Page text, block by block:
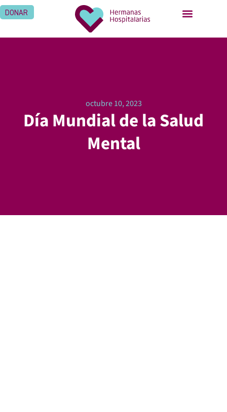
DONAR
octubre 10, 2023
Día Mundial de la Salud
Mental